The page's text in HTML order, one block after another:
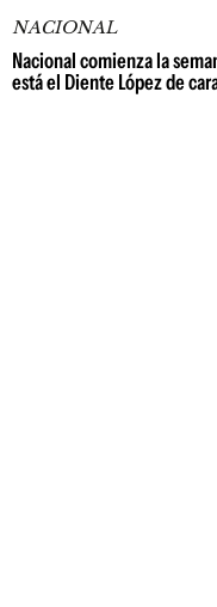
NACIONAL
Nacional comienza la
está el Diente López de